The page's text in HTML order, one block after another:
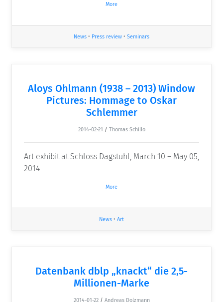
More
News • Press review • Seminars
Aloys Ohlmann (1938 – 2013) Window
Pictures: Hommage to Oskar
Schlemmer
2014-02-21 / Thomas Schillo
Art exhibit at Schloss Dagstuhl, March 10 – May 05,
2014
More
News • Art
Datenbank dblp „knackt“ die 2,5-
Millionen-Marke
2014-01-22 / Andreas Dolzmann